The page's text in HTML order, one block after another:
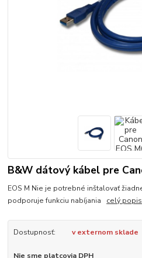
B&W dátový kábel pre
EOS M Nie je potrebné inštalovať
podporuje funkciu nabíjania celý popis
Dostupnosť: v externom sklade
Nie sme platcovia DPH